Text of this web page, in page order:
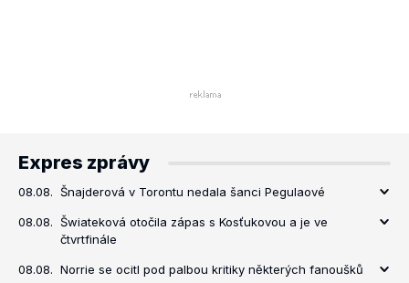
Expres zprávy
08.08. Šnajderová v Torontu nedala šanci Pegulaové
08.08. Šwiateková otočila zápas s Kosťukovou a je ve
čtvrtfinále
08.08. Norrie se ocitl pod palbou kritiky některých fanoušků